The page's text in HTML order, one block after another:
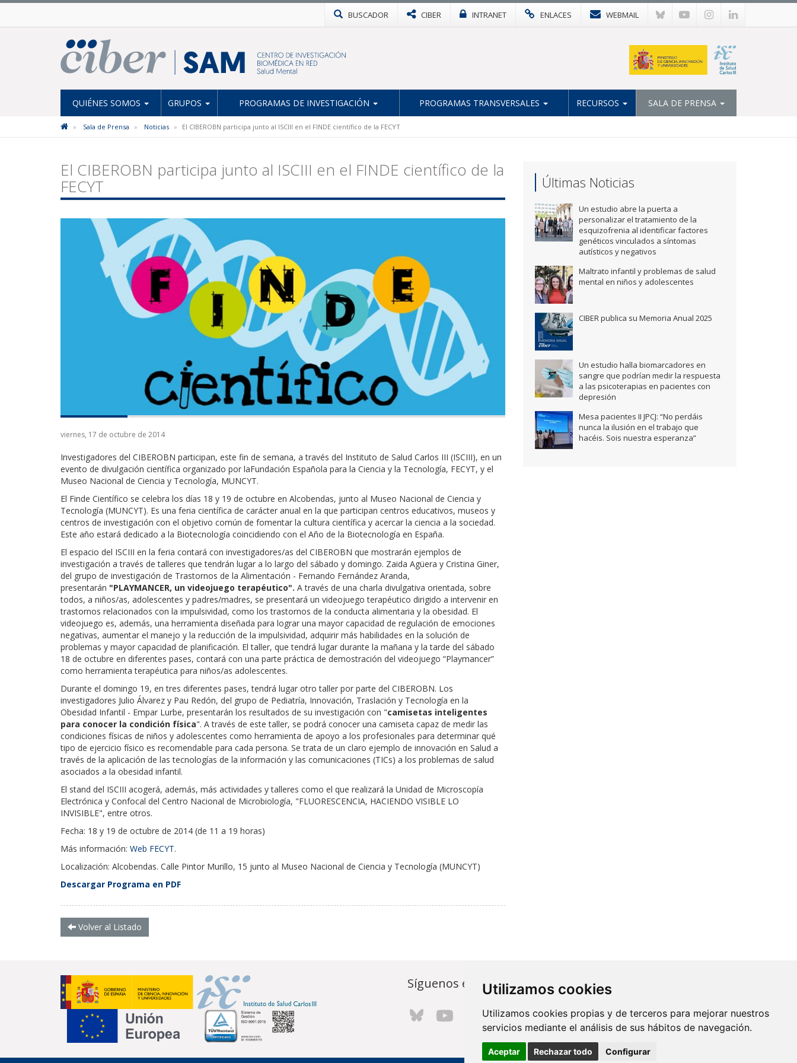
Utilizamos cookies
Utilizamos cookies propias y de terceros para mejorar nuestros
servicios mediante el análisis de sus hábitos de navegación.
Aceptar Rechazar todo Configurar
BUSCADOR CIBER INTRANET ENLACES WEBMAIL
QUIÉNES SOMOS GRUPOS PROGRAMAS DE INVESTIGACIÓN PROGRAMAS TRANSVERSALES RECURSOS SALA DE PRENSA
Sala de Prensa Noticias El CIBEROBN participa junto al ISCIII en el FINDE científico de la FECYT
El CIBEROBN participa junto al ISCIII en el FINDE científico de la
FECYT
viernes, 17 de octubre de 2014
Investigadores del CIBEROBN participan, este fin de semana, a través del Instituto de Salud Carlos III (ISCIII), en un
evento de divulgación científica organizado por laFundación Española para la Ciencia y la Tecnología, FECYT, y el
Museo Nacional de Ciencia y Tecnología, MUNCYT.
El Finde Científico se celebra los días 18 y 19 de octubre en Alcobendas, junto al Museo Nacional de Ciencia y
Tecnología (MUNCYT). Es una feria científica de carácter anual en la que participan centros educativos, museos y
centros de investigación con el objetivo común de fomentar la cultura científica y acercar la ciencia a la sociedad.
Este año estará dedicado a la Biotecnología coincidiendo con el Año de la Biotecnología en España.
El espacio del ISCIII en la feria contará con investigadores/as del CIBEROBN que mostrarán ejemplos de
investigación a través de talleres que tendrán lugar a lo largo del sábado y domingo. Zaida Agüera y Cristina Giner,
del grupo de investigación de Trastornos de la Alimentación - Fernando Fernández Aranda,
presentarán "PLAYMANCER, un videojuego terapéutico". A través de una charla divulgativa orientada, sobre
todos, a niños/as, adolescentes y padres/madres, se presentará un videojuego terapéutico dirigido a intervenir en
trastornos relacionados con la impulsividad, como los trastornos de la conducta alimentaria y la obesidad. El
videojuego es, además, una herramienta diseñada para lograr una mayor capacidad de regulación de emociones
negativas, aumentar el manejo y la reducción de la impulsividad, adquirir más habilidades en la solución de
problemas y mayor capacidad de planificación. El taller, que tendrá lugar durante la mañana y la tarde del sábado
18 de octubre en diferentes pases, contará con una parte práctica de demostración del videojuego “Playmancer”
como herramienta terapéutica para niños/as adolescentes.
Durante el domingo 19, en tres diferentes pases, tendrá lugar otro taller por parte del CIBEROBN. Los
investigadores Julio Álvarez y Pau Redón, del grupo de Pediatría, Innovación, Traslación y Tecnología en la
Obesidad Infantil - Empar Lurbe, presentarán los resultados de su investigación con "camisetas inteligentes
para conocer la condición física". A través de este taller, se podrá conocer una camiseta capaz de medir las
condiciones físicas de niños y adolescentes como herramienta de apoyo a los profesionales para determinar qué
tipo de ejercicio físico es recomendable para cada persona. Se trata de un claro ejemplo de innovación en Salud a
través de la aplicación de las tecnologías de la información y las comunicaciones (TICs) a los problemas de salud
asociados a la obesidad infantil.
El stand del ISCIII acogerá, además, más actividades y talleres como el que realizará la Unidad de Microscopía
Electrónica y Confocal del Centro Nacional de Microbiología, "FLUORESCENCIA, HACIENDO VISIBLE LO
INVISIBLE", entre otros.
Fecha: 18 y 19 de octubre de 2014 (de 11 a 19 horas)
Más información: Web FECYT.
Localización: Alcobendas. Calle Pintor Murillo, 15 junto al Museo Nacional de Ciencia y Tecnología (MUNCYT)
Descargar Programa en PDF
Volver al Listado
Últimas Noticias
Un estudio abre la puerta a
personalizar el tratamiento de la
esquizofrenia al identificar factores
genéticos vinculados a síntomas
autísticos y negativos
Maltrato infantil y problemas de salud
mental en niños y adolescentes
CIBER publica su Memoria Anual 2025
Un estudio halla biomarcadores en
sangre que podrían medir la respuesta
a las psicoterapias en pacientes con
depresión
Mesa pacientes II JPCJ: “No perdáis
nunca la ilusión en el trabajo que
hacéis. Sois nuestra esperanza”
Síguenos en... Contacto
Av. Monforte de Lemos, 3-5. Pabellón
11. Planta 0 28029 Madrid
info@ciberisciii.es